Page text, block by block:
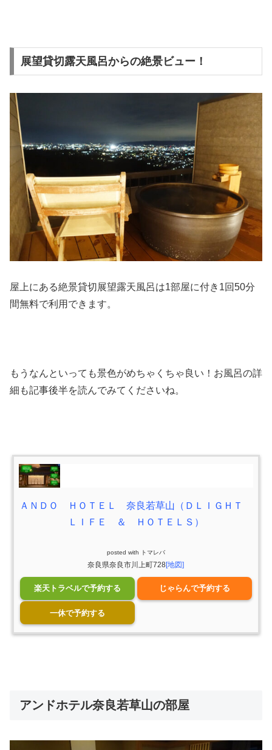
展望貸切露天風呂からの絶景ビュー！
屋上にある絶景貸切展望露天風呂は1部屋に付き1回50分
間無料で利用できます。
もうなんといっても景色がめちゃくちゃ良い！お風呂の詳
細も記事後半を読んでみてくださいね。
ＡＮＤＯ ＨＯＴＥＬ 奈良若草山（ＤＬＩＧＨＴ
ＬＩＦＥ ＆ ＨＯＴＥＬＳ）
posted with トマレバ
奈良県奈良市川上町728[地図]
楽天トラベルで予約する じゃらんで予約する
一休で予約する
アンドホテル奈良若草山の部屋